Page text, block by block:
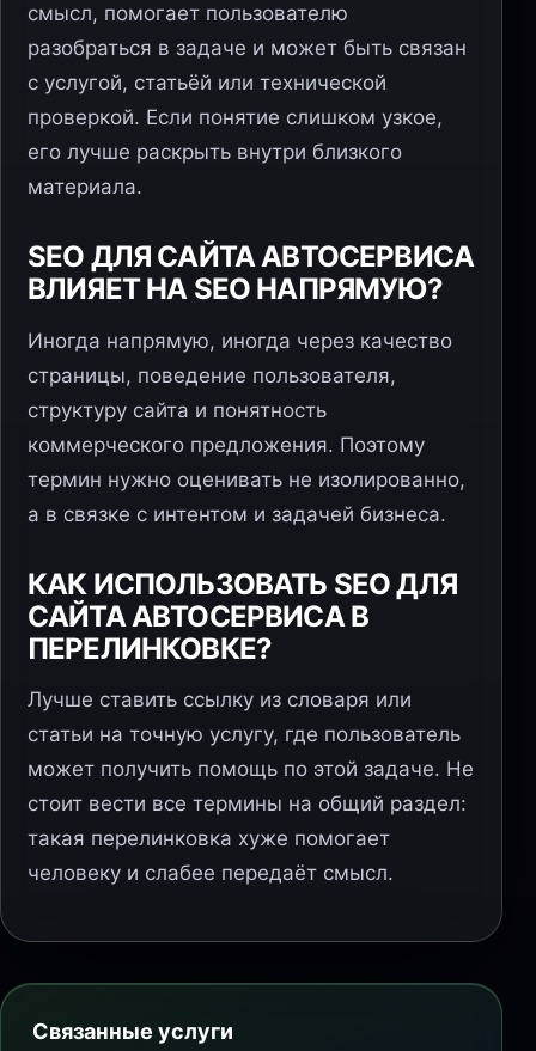
смысл, помогает пользователю
разобраться в задаче и может быть связан
с услугой, статьёй или технической
проверкой. Если понятие слишком узкое,
его лучше раскрыть внутри близкого
материала.
SEO ДЛЯ САЙТА АВТОСЕРВИСА
ВЛИЯЕТ НА SEO НАПРЯМУЮ?
Иногда напрямую, иногда через качество
страницы, поведение пользователя,
структуру сайта и понятность
коммерческого предложения. Поэтому
термин нужно оценивать не изолированно,
а в связке с интентом и задачей бизнеса.
КАК ИСПОЛЬЗОВАТЬ SEO ДЛЯ
САЙТА АВТОСЕРВИСА В
ПЕРЕЛИНКОВКЕ?
Лучше ставить ссылку из словаря или
статьи на точную услугу, где пользователь
может получить помощь по этой задаче. Не
стоит вести все термины на общий раздел:
такая перелинковка хуже помогает
человеку и слабее передаёт смысл.
Связанные услуги